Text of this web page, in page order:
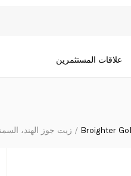
علاقات المستثمرين
زيت جوز الهند، Broighter